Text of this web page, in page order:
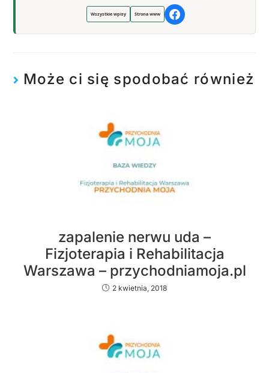
Wszystkie wpisy Strona www
Może ci się spodobać również
zapalenie nerwu uda –
Fizjoterapia i Rehabilitacja
Warszawa – przychodniamoja.pl
2 kwietnia, 2018